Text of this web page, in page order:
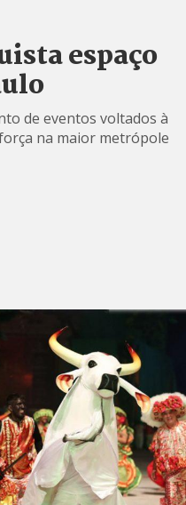
espaço
de eventos voltados à
na maior metrópole